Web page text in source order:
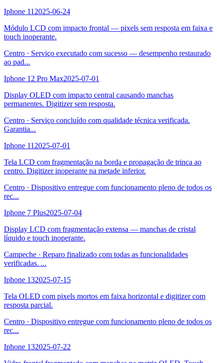
Iphone 112025-06-24
Módulo LCD com impacto frontal — pixels sem resposta em faixa e
touch inoperante.
Centro · Serviço executado com sucesso — desempenho restaurado
ao pad...
Iphone 12 Pro Max2025-07-01
Display OLED com impacto central causando manchas
permanentes. Digitizer sem resposta.
Centro · Serviço concluído com qualidade técnica verificada.
Garantia...
Iphone 112025-07-01
Tela LCD com fragmentação na borda e propagação de trinca ao
centro. Digitizer inoperante na metade inferior.
Centro · Dispositivo entregue com funcionamento pleno de todos os
rec...
Iphone 7 Plus2025-07-04
Display LCD com fragmentação extensa — manchas de cristal
líquido e touch inoperante.
Campeche · Reparo finalizado com todas as funcionalidades
verificadas. ...
Iphone 132025-07-15
Tela OLED com pixels mortos em faixa horizontal e digitizer com
resposta parcial.
Centro · Dispositivo entregue com funcionamento pleno de todos os
rec...
Iphone 132025-07-22